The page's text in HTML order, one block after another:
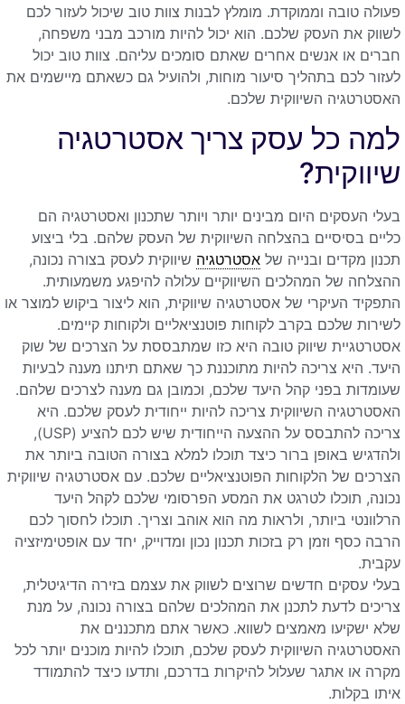
פעולה טובה וממוקדת. מומלץ לבנות צוות טוב שיכול לעזור לכם
לשווק את העסק שלכם. הוא יכול להיות מורכב מבני משפחה,
חברים או אנשים אחרים שאתם סומכים עליהם. צוות טוב יכול
לעזור לכם בתהליך סיעור מוחות, ולהועיל גם כשאתם מיישמים את
האסטרטגיה השיווקית שלכם.
למה כל עסק צריך אסטרטגיה
שיווקית?
בעלי העסקים היום מבינים יותר ויותר שתכנון ואסטרטגיה הם
כליים בסיסיים בהצלחה השיווקית של העסק שלהם. בלי ביצוע
תכנון מקדים ובנייה של אסטרטגיה שיווקית לעסק בצורה נכונה,
ההצלחה של המהלכים השיווקיים עלולה להיפגע משמעותית.
התפקיד העיקרי של אסטרטגיה שיווקית, הוא ליצור ביקוש למוצר או
לשירות שלכם בקרב לקוחות פוטנציאליים ולקוחות קיימים.
אסטרטגיית שיווק טובה היא כזו שמתבססת על הצרכים של שוק
היעד. היא צריכה להיות מתוכננת כך שאתם תיתנו מענה לבעיות
שעומדות בפני קהל היעד שלכם, וכמובן גם מענה לצרכים שלהם.
האסטרטגיה השיווקית צריכה להיות ייחודית לעסק שלכם. היא
צריכה להתבסס על ההצעה הייחודית שיש לכם להציע (USP),
ולהדגיש באופן ברור כיצד תוכלו למלא בצורה הטובה ביותר את
הצרכים של הלקוחות הפוטנציאליים שלכם. עם אסטרטגיה שיווקית
נכונה, תוכלו לטרגט את המסע הפרסומי שלכם לקהל היעד
הרלוונטי ביותר, ולראות מה הוא אוהב וצריך. תוכלו לחסוך לכם
הרבה כסף וזמן רק בזכות תכנון נכון ומדוייק, יחד עם אופטימיזציה
עקבית.
בעלי עסקים חדשים שרוצים לשווק את עצמם בזירה הדיגיטלית,
צריכים לדעת לתכנן את המהלכים שלהם בצורה נכונה, על מנת
שלא ישקיעו מאמצים לשווא. כאשר אתם מתכננים את
האסטרטגיה השיווקית לעסק שלכם, תוכלו להיות מוכנים יותר לכל
מקרה או אתגר שעלול להיקרות בדרכם, ותדעו כיצד להתמודד
איתו בקלות.